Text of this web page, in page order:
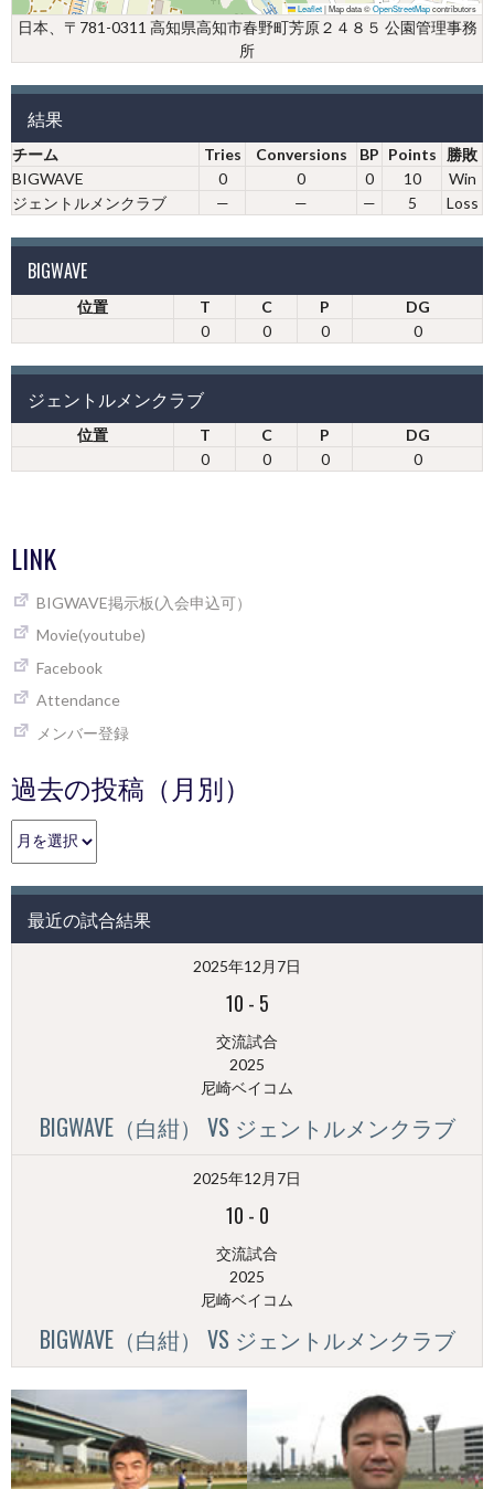
Leaflet|Map data ©OpenStreetMapcontributors
日本、〒781-0311 高知県高知市春野町芳原２４８５ 公園管理事務
所
結果
チーム Tries Conversions BP Points
勝敗
BIGWAVE
0 0 0 10
Win
ジェントルメンクラブ
— — — 5 Loss
BIGWAVE
位置 T C P
DG
0
0 0 0
ジェントルメンクラブ
位置 T C P
DG
0
0 0 0
LINK
BIGWAVE掲示板(入会申込可）
Movie(youtube)
Facebook
Attendance
メンバー登録
過去の投稿（月別）
過
去
投
（月
最近の試合結果
2025年12月7日
10 - 5
交流試合
2025
尼崎ベイコム
BIGWAVE（白紺） VS ジェントルメンクラブ
2025年12月7日
10 - 0
交流試合
2025
尼崎ベイコム
BIGWAVE（白紺） VS ジェントルメンクラブ